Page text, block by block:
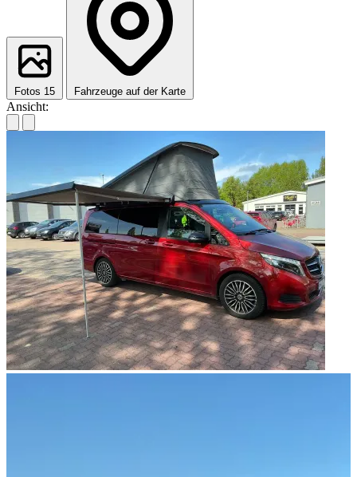
Fotos 15 Fahrzeuge auf der Karte
Ansicht: